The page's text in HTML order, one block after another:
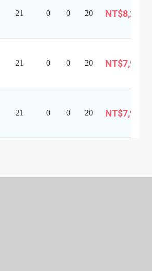
21 0 0 20 NT$8,299
21 0 0 20 NT$7,999
21 0 0 20 NT$7,999